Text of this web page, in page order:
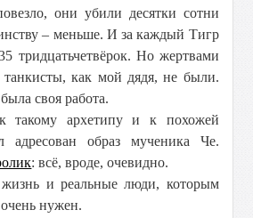
они убили десятки сотни
– меньше. И за каждый Тигр
тридцатьчетвёрок. Но жертвами
как мой дядя, не были.
своя работа.
архетипу и к похожей
адресован образ мученика Че.
: всё, вроде, очевидно.
и реальные люди, которым
нужен.